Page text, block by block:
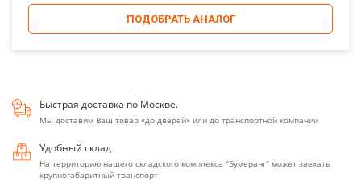
ПОДОБРАТЬ АНАЛОГ
Быстрая доставка по Москве.
Мы доставим Ваш товар «до дверей» или до транспортной компании
Удобный склад
На территорию нашего складского комплекса "Бумеранг" может заехать
крупногабаритный транспорт